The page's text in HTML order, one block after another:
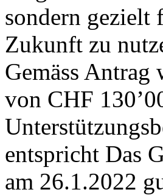
sondern gezielt
Zukunft zu
Gemäss
von CHF
entspricht Das
am 26.1.2022